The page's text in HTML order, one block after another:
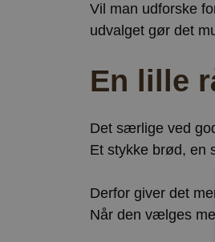
Vil man udforske
udvalget gør det
En lille
Det særlige ved
Et stykke brød, en
Derfor giver det
Når den vælges